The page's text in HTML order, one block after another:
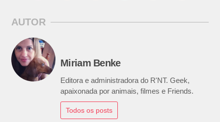
AUTOR
Miriam Benke
Editora e administradora do R'NT. Geek,
apaixonada por animais, filmes e Friends.
Todos os posts